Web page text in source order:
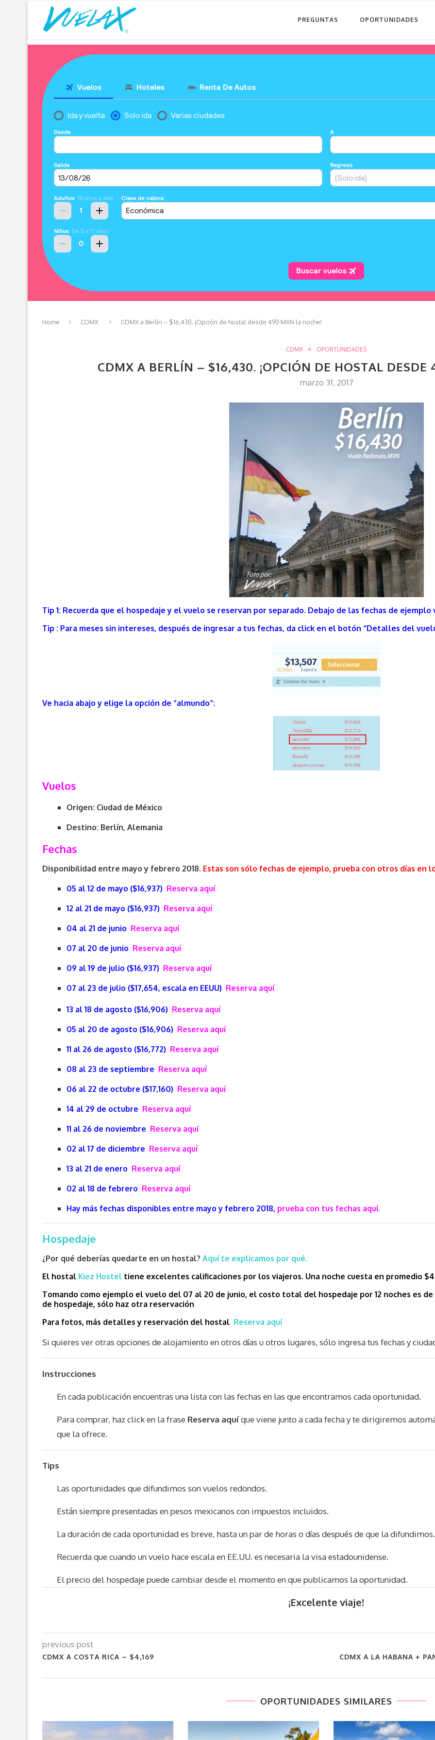
PREGUNTAS OPORTUNIDADES
Home CDMX CDMX a Berlín – $16,430. ¡Opción de hostal desde 490 MXN la noche!
CDMX OPORTUNIDADES
CDMX A BERLÍN – $16,430. ¡OPCIÓN DE HOSTAL
marzo 31, 2017
Tip 1: Recuerda que el hospedaje y el vuelo se reservan por separado. Debajo de las fechas de
Tip : Para meses sin intereses, después de ingresar a tus fechas, da click en el botón “Detalles del
Ve hacia abajo y elige la opción de “almundo”:
Vuelos
Origen: Ciudad de México
Destino: Berlín, Alemania
Fechas
Disponibilidad entre mayo y febrero 2018. Estas son sólo fechas de ejemplo, prueba con otros días en
05 al 12 de mayo ($16,937) Reserva aquí
12 al 21 de mayo ($16,937) Reserva aquí
04 al 21 de junio Reserva aquí
07 al 20 de junio Reserva aquí
09 al 19 de julio ($16,937) Reserva aquí
07 al 23 de julio ($17,654, escala en EEUU) Reserva aquí
13 al 18 de agosto ($16,906) Reserva aquí
05 al 20 de agosto ($16,906) Reserva aquí
11 al 26 de agosto ($16,772) Reserva aquí
08 al 23 de septiembre Reserva aquí
06 al 22 de octubre ($17,160) Reserva aquí
14 al 29 de octubre Reserva aquí
11 al 26 de noviembre Reserva aquí
02 al 17 de diciembre Reserva aquí
13 al 21 de enero Reserva aquí
02 al 18 de febrero Reserva aquí
Hay más fechas disponibles entre mayo y febrero 2018, prueba con tus fechas aquí.
Hospedaje
¿Por qué deberías quedarte en un hostal? Aquí te explicamos por qué.
El hostal Kiez Hostel tiene excelentes calificaciones por los viajeros. Una noche cuesta en promedio
Tomando como ejemplo el vuelo del 07 al 20 de junio, el costo total del hospedaje por 12 noches es de
de hospedaje, sólo haz otra reservación
Para fotos, más detalles y reservación del hostal Reserva aquí
Si quieres ver otras opciones de alojamiento en otros días u otros lugares, sólo ingresa tus fechas y
Instrucciones
En cada publicación encuentras una lista con las fechas en las que encontramos cada oportunidad.
Para comprar, haz click en la frase Reserva aquíque viene junto a cada fecha y te dirigiremos
que la ofrece.
Tips
Las oportunidades que difundimos son vuelos redondos.
Están siempre presentadas en pesos mexicanos con impuestos incluidos.
La duración de cada oportunidad es breve, hasta un par de horas o días después de que la difundimos.
Recuerda que cuando un vuelo hace escala en EE.UU. es necesaria la visa estadounidense.
El precio del hospedaje puede cambiar desde el momento en que publicamos la oportunidad.
¡Excelente viaje!
previous post
CDMX A COSTA RICA – $4,169
CDMX A LA HABANA +
OPORTUNIDADES SIMILARES